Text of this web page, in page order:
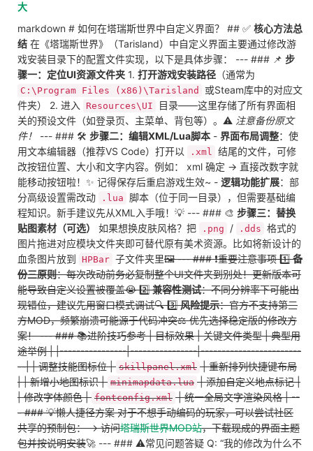
大
markdown # 如何在塔瑞斯世界中自定义界面？ ## ✅ 核心方法总
结 在《塔瑞斯世界》（Tarisland）中自定义界面主要通过修改游
戏安装目录下的配置文件实现，以下是具体步骤： --- ### 📌 步
骤一：定位UI资源文件夹 1. 打开游戏安装路径 （通常为
C:\Program Files (x86)\Tarisland
或Steam库中的对应文
件夹） 2. 进入
Resources\UI
目录——这里存储了所有界面相
关的预设文件（如登录页、主菜单、背包等）。⚠️ 注意备份原文
件！
--- ### 🛠️ 步骤二：编辑XML/Lua脚本 - 界面布局调整：使
用文本编辑器（推荐VS Code）打开以
.xml 结尾的文件，可修
改按钮位置、大小和文字内容。例如： xml 确定 → 直接改数字就
能移动按钮啦！✨ 记得保存后重启游戏生效~ - 逻辑功能扩展：部
分高级设置需改动
.lua
脚本（位于同一目录），但需要基础编
程知识。新手建议先从XML入手哦！💡 --- ### 🎨 步骤三：替换
贴图素材（可选）
如果想换皮肤风格？把 .png / .dds 格式的
图片拖进对应模块文件夹即可替代原有美术资源。比如将新设计的
血条图片放到 HPBar 子文件夹里🖼️ --- ### ❗重要注意事项 1️⃣备
份三原则：每次改动前务必复制整个UI文件夹到别处！更新版本可
能导致自定义设置被覆盖😭 2️⃣兼容性测试：不同分辨率下可能出
现错位，建议先用窗口模式调试🔍 3️⃣风险提示：官方不支持第三
方MOD，频繁崩溃可能源于代码冲突⚖️ 优先选择稳定版的修改方
案！ --- ### 📚进阶技巧参考 | 目标效果 | 关键文件类型 | 典型用
途举例 | |----------------|----------------|------------------------
--| | 调整技能图标位 | skillpanel.xml | 重新排列快捷键布局
| | 新增小地图标识 | minimapdata.lua | 添加自定义地点标记 |
| 修改字体颜色 | fontconfig.xml | 统一全局文字渲染风格 | --
- ### 💡懒人捷径方案 对于不想手动编码的玩家，可以尝试社区
共享的预制包： → 访问塔瑞斯世界MOD站，下载现成的界面主题
包并按说明安装🚀 --- ### ⚠️常见问题答疑 Q: “我的修改为什么不